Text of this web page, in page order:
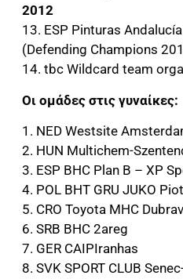
2012
13. ESP Pinturas
(Defending Champions
14. tbc Wildcard team
Οι ομάδες στις γυναίκες:
1. NED Westsite
2. HUN Multichem-
3. ESP BHC Plan B – XP
4. POL BHT GRU JUKO
5. CRO Toyota MHC
6. SRB BHC 2areg
7. GER CAIPIranhas
8. SVK SPORT CLUB